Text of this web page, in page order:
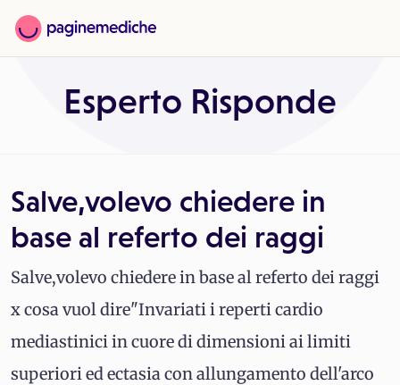
Esperto Risponde
Salve,volevo chiedere in
base al referto dei raggi
Salve,volevo chiedere in base al referto dei raggi
x cosa vuol dire"Invariati i reperti cardio
mediastinici in cuore di dimensioni ai limiti
superiori ed ectasia con allungamento dell'arco